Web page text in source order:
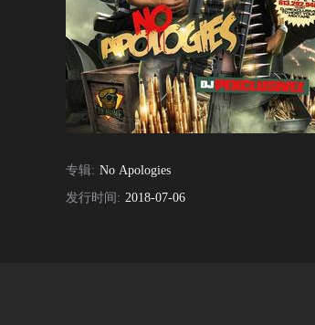
专辑: No Apologies
发行时间: 2018-07-06